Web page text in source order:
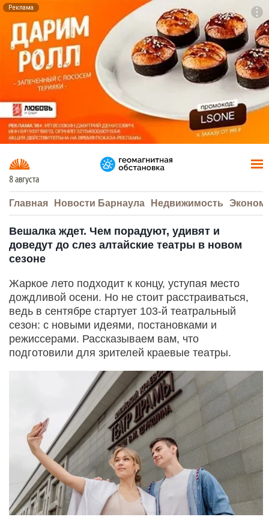
Реклама
8 августа
Главная Новости Барнаула Недвижимость
Вешалка ждет. Чем порадуют, удивят и
доведут до слез алтайские театры в новом
сезоне
Жаркое лето подходит к концу, уступая место
дождливой осени. Но не стоит расстраиваться,
ведь в сентябре стартует 103-й театральный
сезон: с новыми идеями, постановками и
режиссерами. Рассказываем вам, что
подготовили для зрителей краевые театры.